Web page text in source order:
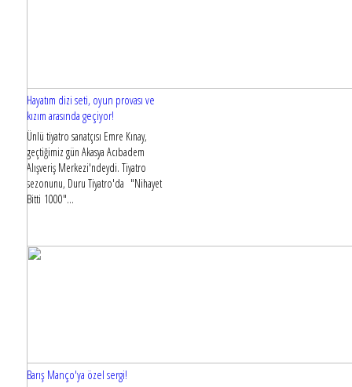
Hayatım dizi seti, oyun provası ve
kızım arasında geçiyor!
Ünlü tiyatro sanatçısı Emre Kınay,
geçtiğimiz gün Akasya Acıbadem
Alışveriş Merkezi'ndeydi. Tiyatro
sezonunu, Duru Tiyatro'da "Nihayet
Bitti 1000"...
Barış Manço'ya özel sergi!